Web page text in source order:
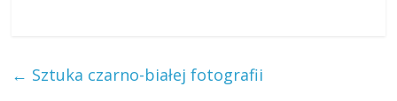
← Sztuka czarno-białej fotografii